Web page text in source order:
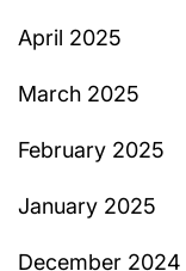
April 2025
March 2025
February 2025
January 2025
December 2024